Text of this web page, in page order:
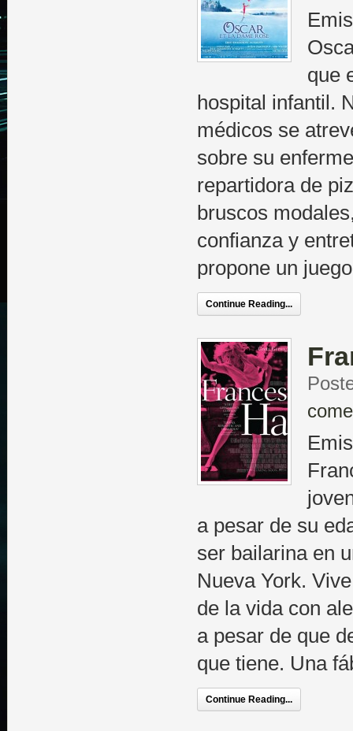
que
hospital infantil.
médicos se
sobre su
repartidora de
bruscos
confianza y
propone un
Continue Reading...
a pesar de su
ser bailarina en
Nueva York.
de la vida con
a pesar de que
que tiene. Una
Continue Reading...